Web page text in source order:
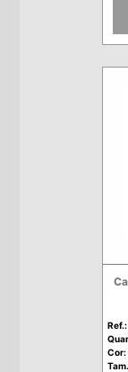
Ref.:
Cor: